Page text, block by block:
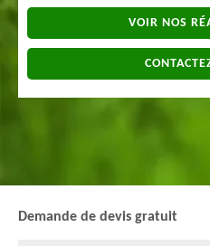
VOIR NOS
Demande de devis gratuit